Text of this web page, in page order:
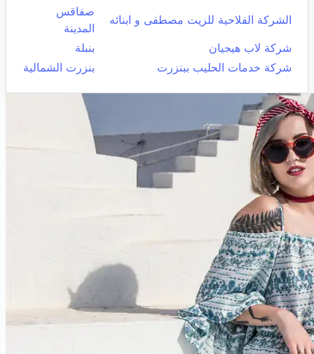
الشركة الفلاحية للزيت مصطفى و ابنائه
صفاقس
المدينة
شركة لاب هيجيان
بنبلة
شركة خدمات الحليب ببنزرت
بنزرت الشمالية